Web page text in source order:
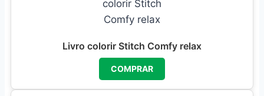
Livro colorir Stitch Comfy relax
COMPRAR